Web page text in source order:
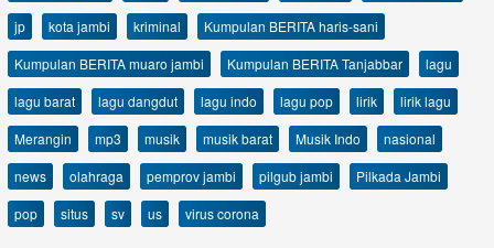
jp
kota jambi kriminal
Kumpulan BERITA haris-sani
Kumpulan BERITA muaro jambi
Kumpulan BERITA Tanjabbar
lagu
lagu barat
lagu dangdut lagu indo lagu pop lirik
lirik lagu
Merangin
mp3 musik musik barat Musik Indo
nasional
news
olahraga pemprov jambi pilgub jambi
Pilkada Jambi
pop
situs sv us virus corona